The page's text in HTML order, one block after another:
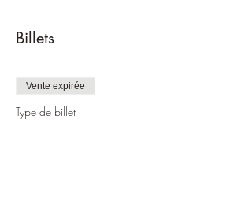
Billets
Vente expirée
Type de billet